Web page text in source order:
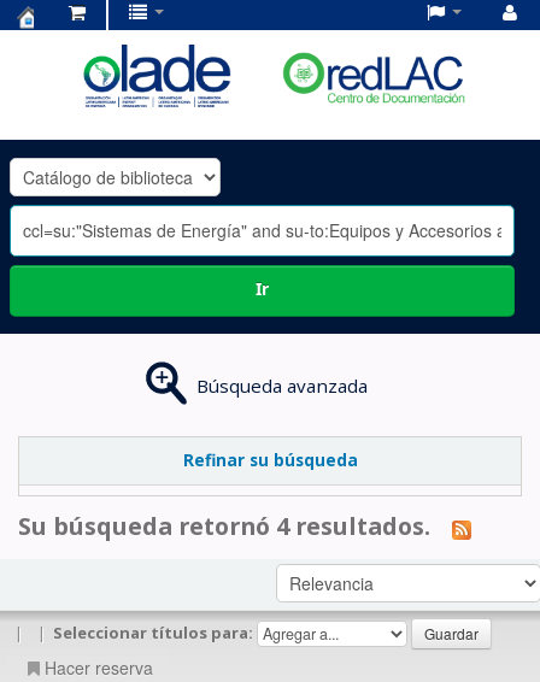
OLADE
-
Ir
Búsqueda avanzada
Refinar su búsqueda
Su búsqueda retornó 4 resultados.
| | Seleccionar títulos para:
Hacer reserva